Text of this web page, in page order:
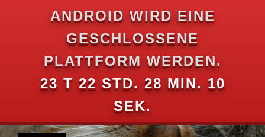
ANDROID WIRD EINE
GESCHLOSSENE
PLATTFORM WERDEN.
23 T 22 STD. 28 MIN. 10
SEK.
Zum